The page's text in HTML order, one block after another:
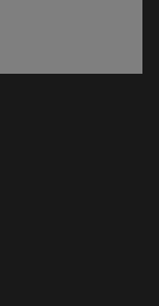
ventana)
ventana)